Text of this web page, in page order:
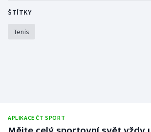
ŠTÍTKY
Tenis
APLIKACE ČT SPORT